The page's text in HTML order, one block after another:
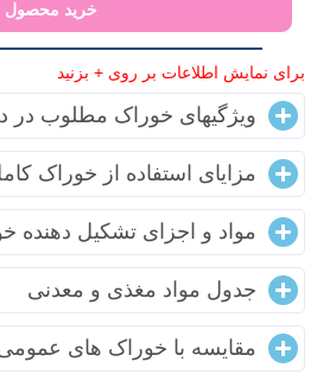
خرید محصول
برای نمایش اطلاعات بر روی + بزنید
ویژگیهای خوراک مطلوب در
مزایای استفاده از خوراک
مواد و اجزای تشکیل دهنده
جدول مواد مغذی و معدنی
مقایسه با خوراک های